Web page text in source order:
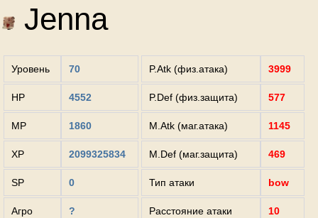
Jenna
Уровень 70
HP 4552
MP 1860
XP 2099325834
SP 0
Агро ?
P.Atk (физ.атака) 3999
P.Def (физ.защита) 577
M.Atk (маг.атака) 1145
M.Def (маг.защита) 469
Тип атаки bow
Расстояние атаки 10